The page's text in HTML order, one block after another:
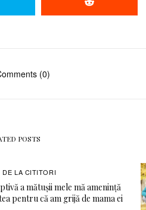
(0)
POSTS
DE LA CITITORI
a mătușii mele mă amenință
pentru că am grijă de mama ei